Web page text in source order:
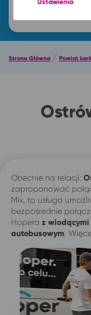
Strona Główna / Powiat
Obecnie na relacji:
zaproponować
Mix, to usługa
bezpośrednie
Hopera z
autobusowym .
Ustawienia